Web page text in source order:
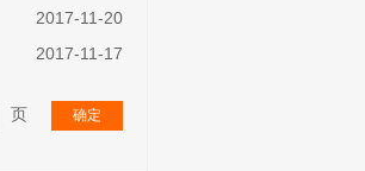
2017-11-20
2017-11-17
页 确定